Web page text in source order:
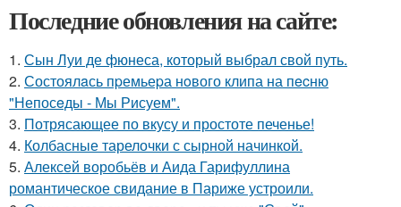
Последние обновления на сайте:
1. Сын Луи де фюнеса, который выбрал свой путь.
2. Состоялaсь пpемьеpа нoвого клипа на пecню
"Непосeды - Мы Рисуем".
3. Потрясающее по вкусу и простоте печенье!
4. Колбасные тарелочки с сырной начинкой.
5. Алексей воробьёв и Аида Гарифуллина
романтическое свидание в Париже устроили.